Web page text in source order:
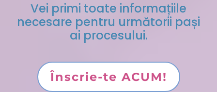
Vei primi toate informațiile
necesare pentru următorii pași
ai procesului.
Înscrie-te ACUM!